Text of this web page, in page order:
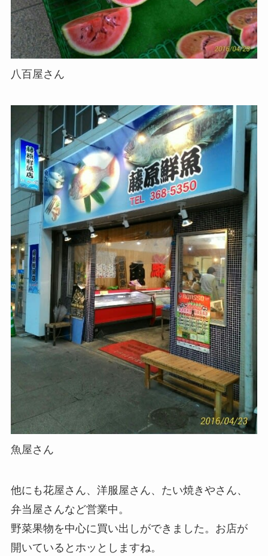
八百屋さん
魚屋さん
他にも花屋さん、洋服屋さん、たい焼きやさん、
弁当屋さんなど営業中。
野菜果物を中心に買い出しができました。お店が
開いているとホッとしますね。